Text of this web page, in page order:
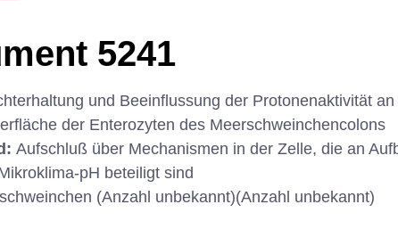
5241
und Beeinflussung der Protonenaktivität
der Enterozyten des Meerschweinchencolons
Aufschluß über Mechanismen in der Zelle, die an
pH beteiligt sind
(Anzahl unbekannt)(Anzahl unbekannt)